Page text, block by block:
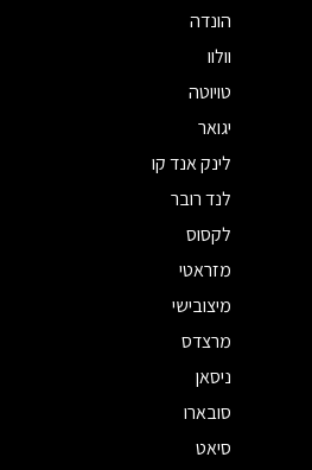
הונדה
וולוו
טויוטה
יגואר
לינק אנד קו
לנד רובר
לקסוס
מזראטי
מיצובישי
מרצדס
ניסאן
סובארו
סיאט